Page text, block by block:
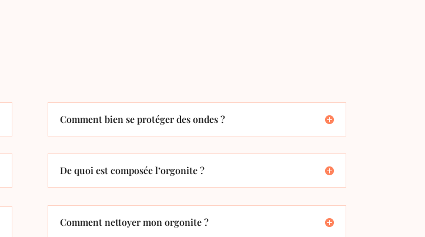
Comment bien se protéger des ondes ?
De quoi est composée l’orgonite ?
Comment nettoyer mon orgonite ?